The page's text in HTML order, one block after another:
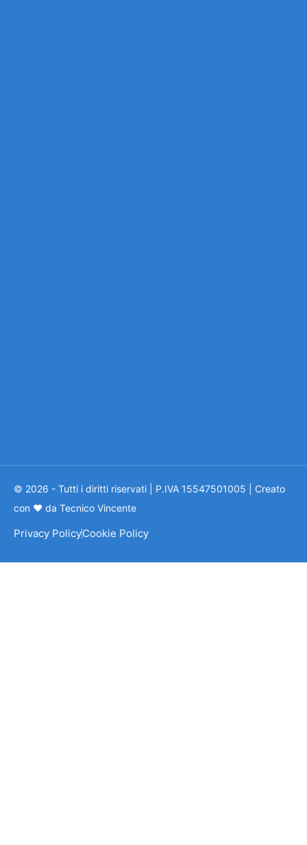
© 2026 - Tutti i diritti riservati | P.IVA 15547501005 | Creato
con ❤ da Tecnico Vincente
Privacy PolicyCookie Policy